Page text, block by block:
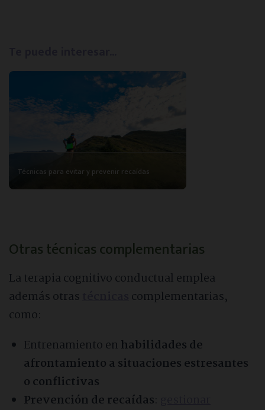
Técnicas para evitar y prevenir recaídas
Otras técnicas complementarias
La terapia cognitivo conductual emplea
además otras
complementarias,
como:
Entrenamiento en habilidades de
afrontamiento a situaciones estresantes
o conflictivas
Prevención de recaídas: